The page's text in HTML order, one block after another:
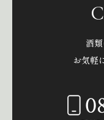
酒
お気軽